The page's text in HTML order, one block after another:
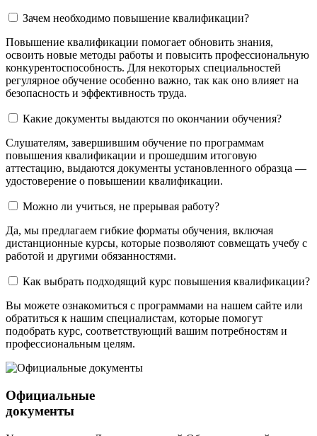
Зачем необходимо повышение квалификации?
Повышение квалификации помогает обновить знания,
освоить новые методы работы и повысить профессиональную
конкурентоспособность. Для некоторых специальностей
регулярное обучение особенно важно, так как оно влияет на
безопасность и эффективность труда.
Какие документы выдаются по окончании обучения?
Слушателям, завершившим обучение по программам
повышения квалификации и прошедшим итоговую
аттестацию, выдаются документы установленного образца —
удостоверение о повышении квалификации.
Можно ли учиться, не прерывая работу?
Да, мы предлагаем гибкие форматы обучения, включая
дистанционные курсы, которые позволяют совмещать учебу с
работой и другими обязанностями.
Как выбрать подходящий курс повышения квалификации?
Вы можете ознакомиться с программами на нашем сайте или
обратиться к нашим специалистам, которые помогут
подобрать курс, соответствующий вашим потребностям и
профессиональным целям.
Официальные
документы